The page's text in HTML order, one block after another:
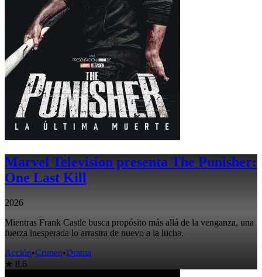
Marvel Television presenta The Punisher:
One Last Kill
2026
Mientras Frank Castle busca propósito más allá de la venganza, una
fuerza inesperada lo arrastra de nuevo a la lucha.
Acción•Crimen•Drama
★ 8.6